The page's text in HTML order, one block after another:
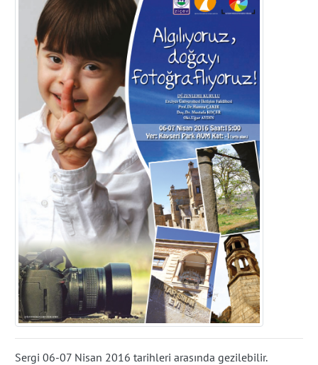
Sergi 06-07 Nisan 2016 tarihleri arasında gezilebilir.